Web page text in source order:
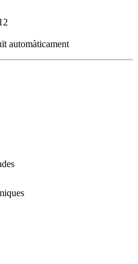
automàticament